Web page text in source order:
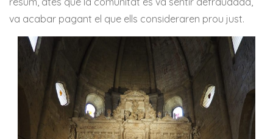
va acabar pagant el que ells consideraren prou just.